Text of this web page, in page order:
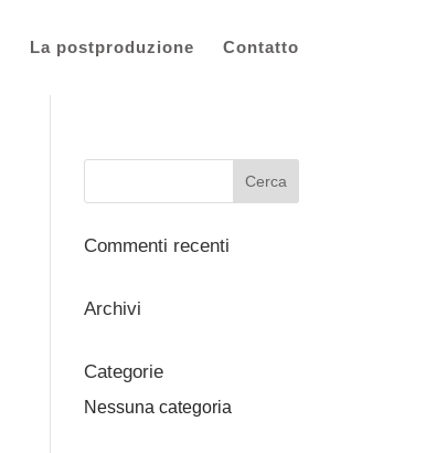
La postproduzione Contatto
Commenti recenti
Archivi
Categorie
Nessuna categoria